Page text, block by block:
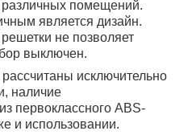
помещений.
является дизайн.
не позволяет
выключен.
рассчитаны исключительно
наличие
первоклассного ABS-
и использовании.